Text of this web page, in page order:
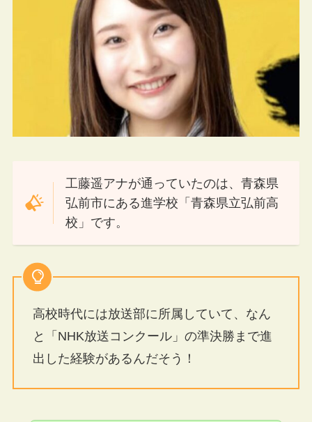
工藤遥アナが通っていたのは、青森県
弘前市にある進学校「青森県立弘前高
校」です。
高校時代には放送部に所属していて、なん
と「NHK放送コンクール」の準決勝まで進
出した経験があるんだそう！